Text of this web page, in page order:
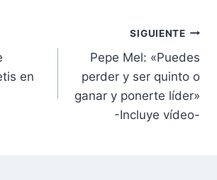
en
SIGUIENTE
Pepe Mel: «Puedes
perder y ser quinto o
ganar y ponerte líder»
-Incluye vídeo-